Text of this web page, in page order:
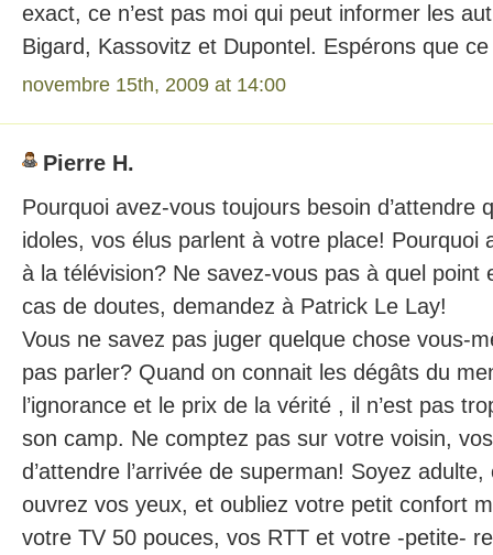
exact, ce n’est pas moi qui peut informer les
Bigard, Kassovitz et Dupontel. Espérons que ce
novembre 15th, 2009 at 14:00
Pierre H.
Pourquoi avez-vous toujours besoin d’attendre
idoles, vos élus parlent à votre place! Pourquoi
à la télévision? Ne savez-vous pas à quel point
cas de doutes, demandez à Patrick Le Lay!
Vous ne savez pas juger quelque chose vous-
pas parler? Quand on connait les dégâts du
l’ignorance et le prix de la vérité , il n’est pas
son camp. Ne comptez pas sur votre voisin,
d’attendre l’arrivée de superman! Soyez
ouvrez vos yeux, et oubliez votre petit confort
votre TV 50 pouces, vos RTT et votre -petite-